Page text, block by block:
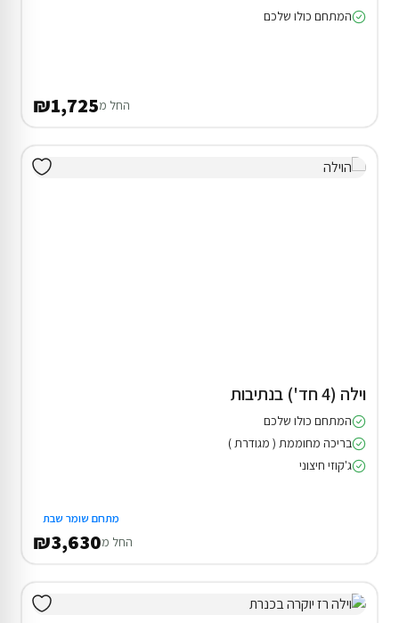
המתחם כולו שלכם
החל מ₪1,725
וילה (4 חד') בנתיבות
המתחם כולו שלכם
בריכה מחוממת ( מגודרת )
ג'קוזי חיצוני
מתחם שומר שבת
החל מ₪3,630